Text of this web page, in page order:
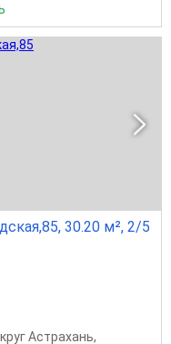
30.20 м², 2/5
Астрахань,